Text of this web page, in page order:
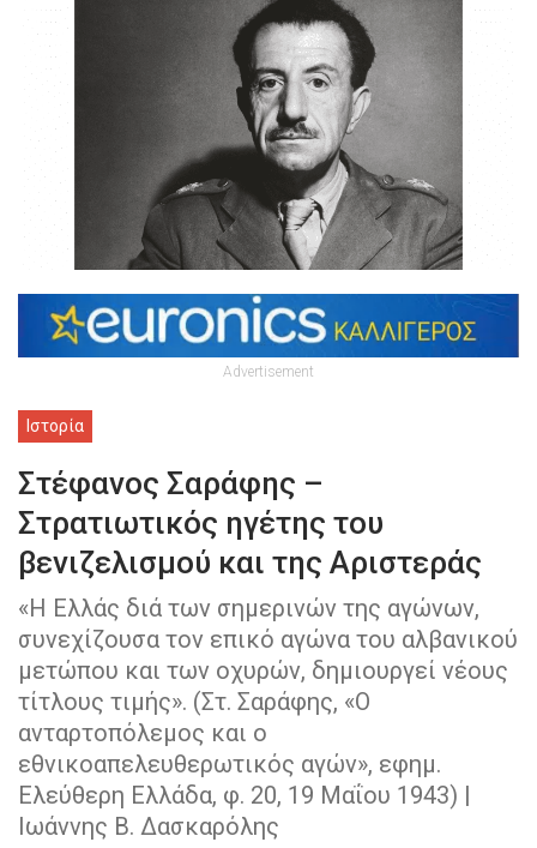
Advertisement
Ιστορία
Στέφανος Σαράφης –
Στρατιωτικός ηγέτης του
βενιζελισμού και της Αριστεράς
«Η Ελλάς διά των σημερινών της αγώνων,
συνεχίζουσα τον επικό αγώνα του αλβανικού
μετώπου και των οχυρών, δημιουργεί νέους
τίτλους τιμής». (Στ. Σαράφης, «Ο
ανταρτοπόλεμος και ο
εθνικοαπελευθερωτικός αγών», εφημ.
Ελεύθερη Ελλάδα, φ. 20, 19 Μαΐου 1943) |
Ιωάννης Β. Δασκαρόλης